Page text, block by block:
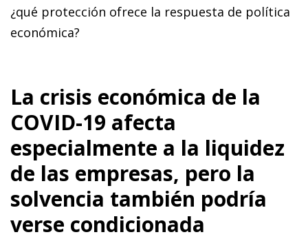
¿qué protección ofrece la respuesta de política
económica?
La crisis económica de la
COVID-19 afecta
especialmente a la liquidez
de las empresas, pero la
solvencia también po­­dría
verse condicionada